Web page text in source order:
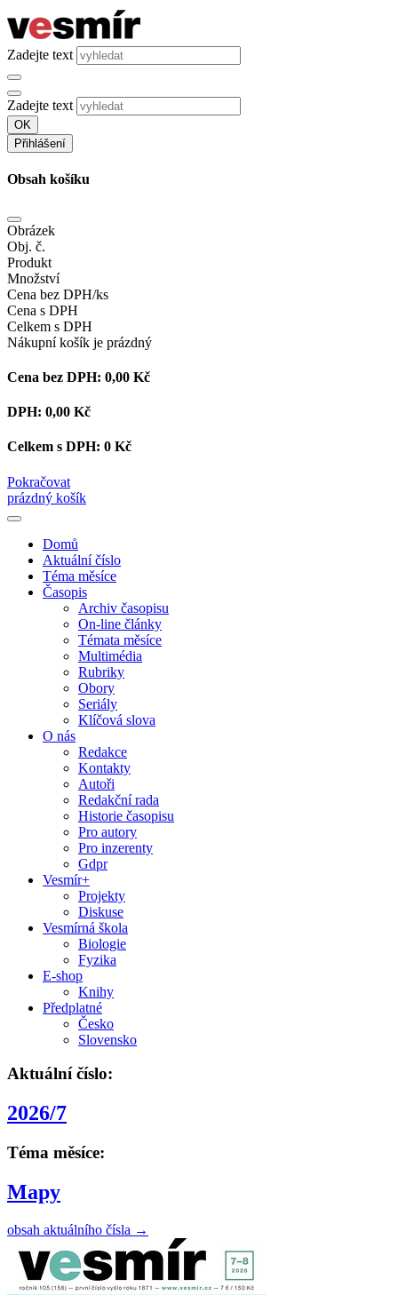
Zadejte text
Zadejte text
OK
Přihlášení
Obsah košíku
Obrázek
Obj. č.
Produkt
Množství
Cena bez DPH/ks
Cena s DPH
Celkem s DPH
Nákupní košík je prázdný
Cena bez DPH: 0,00 Kč
DPH: 0,00 Kč
Celkem s DPH: 0 Kč
Pokračovat
prázdný košík
Domů
Aktuální číslo
Téma měsíce
Časopis
Archiv časopisu
On-line články
Témata měsíce
Multimédia
Rubriky
Obory
Seriály
Klíčová slova
O nás
Redakce
Kontakty
Autoři
Redakční rada
Historie časopisu
Pro autory
Pro inzerenty
Gdpr
Vesmír+
Projekty
Diskuse
Vesmírná škola
Biologie
Fyzika
E-shop
Knihy
Předplatné
Česko
Slovensko
Aktuální číslo:
2026/7
Téma měsíce:
Mapy
obsah aktuálního čísla →